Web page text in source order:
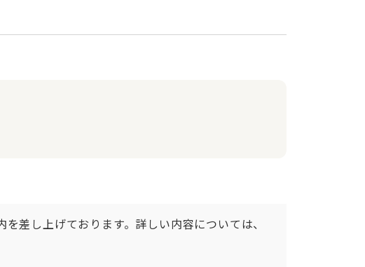
差し上げております。詳しい内容については、